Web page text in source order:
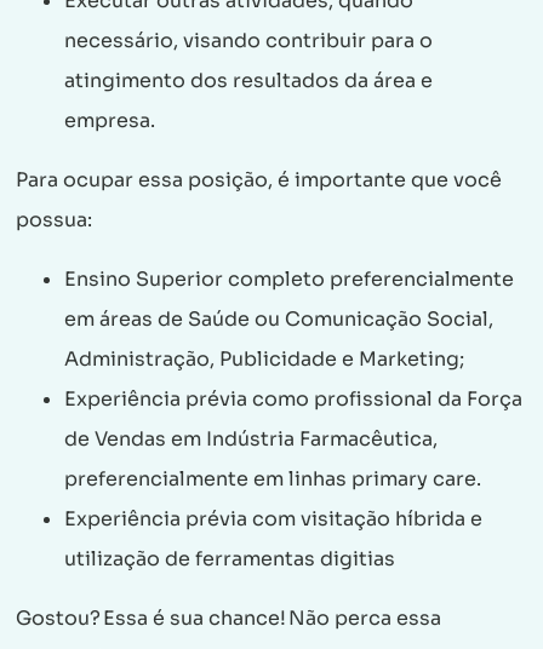
necessário, visando contribuir para o
atingimento dos resultados da área e
empresa.
Para ocupar essa posição, é importante que você
possua:
Ensino Superior completo preferencialmente
em áreas de Saúde ou Comunicação Social,
Administração, Publicidade e Marketing;
Experiência prévia como profissional da Força
de Vendas em Indústria Farmacêutica,
preferencialmente em linhas primary care.
Experiência prévia com visitação híbrida e
utilização de ferramentas digitias
Gostou? Essa é sua chance! Não perca essa